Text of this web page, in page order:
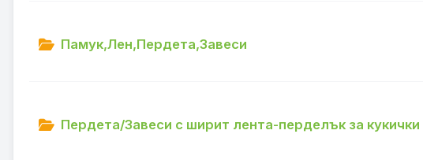
Памук,Лен,Пердета,Завеси
Пердета/Завеси с ширит лента-перделък за кукички